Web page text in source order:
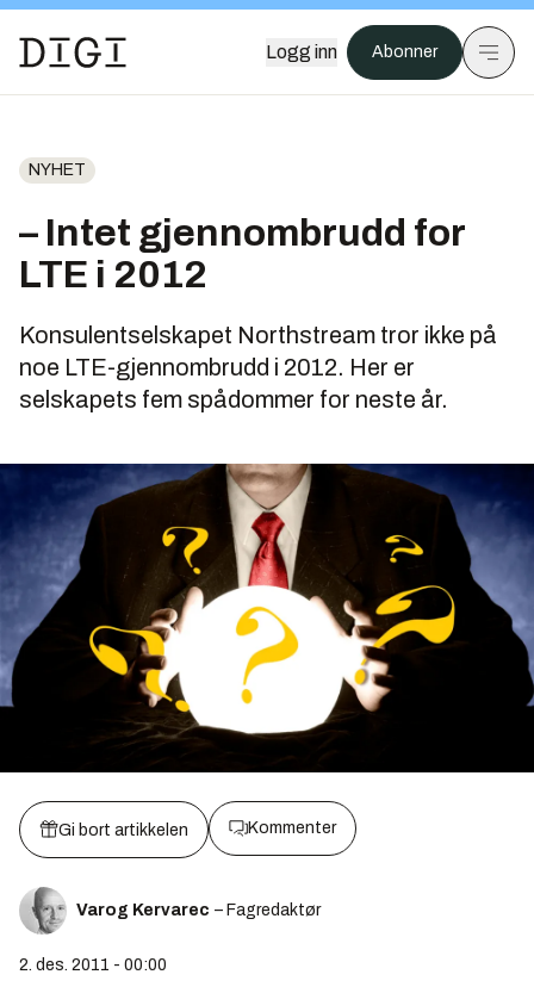
Logg inn Abonner
NYHET
– Intet gjennombrudd for
LTE i 2012
Konsulentselskapet Northstream tror ikke på
noe LTE-gjennombrudd i 2012. Her er
selskapets fem spådommer for neste år.
Gi bort artikkelen Kommenter
Varog Kervarec – Fagredaktør
2. des. 2011 - 00:00